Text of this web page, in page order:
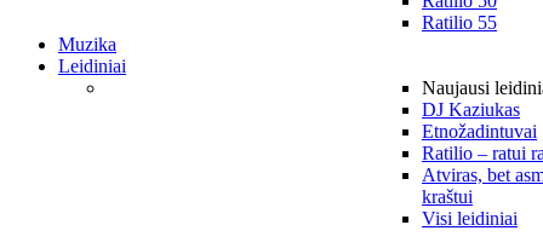
Ratilio 55
Muzika
Leidiniai
Naujausi
DJ Kaziukas
Etnožadintuvai
Ratilio – ratui
Atviras, bet
kraštui
Visi leidiniai